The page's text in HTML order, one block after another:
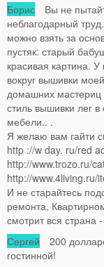
Борис Вы не
неблагодарный
можно взять за
пустяк: старый
красивая картина.
вокруг вышивки
домашних мастериц
стиль вышивки лег
мебели.. .
Я желаю вам гайти
http ://w day. ru/red
http://www.trozo.ru/
http://www.4living.ru/
И не старайтесь
ремонта,
смотрит вся страна
Сергей 200
гостинной!